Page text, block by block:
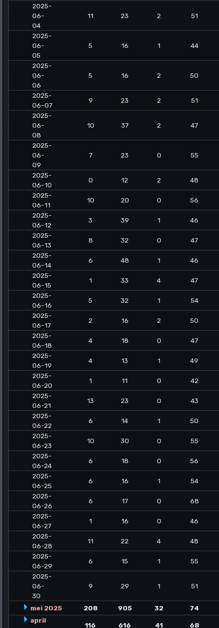
2025-
06-
04
11 23 2 51
2025-
06-
05
5 16 1 44
2025-
06-
06
5 16 2 50
2025-
06-07
9 23 2
51
2025-
06-
08
10 37 2 47
2025-
06-
09
7 23 0 55
2025-
06-10
0 12 2
48
2025-
06-11
10 20 0
56
2025-
06-12
3 39 1
46
2025-
06-13
8 32 0
47
2025-
06-14
6 48 1
46
2025-
06-15
1 33 4
47
2025-
06-16
5 32 1
54
2025-
06-17
2 16 2
50
2025-
06-18
4 18 0
47
2025-
06-19
4 13 1
49
2025-
06-20
1 11 0
42
2025-
06-21
13 23 0
43
2025-
06-22
6 14 1
50
2025-
06-23
10 30 0
55
2025-
06-24
6 18 0
56
2025-
06-25
6 16 1
54
2025-
06-26
6 17 0
68
2025-
06-27
1 16 0
46
2025-
06-28
11 22 4
48
2025-
06-29
6 15 1
55
2025-
06-
30
9 29 1 51
mei 2025 208 905 32
74
april
116 616 41 68